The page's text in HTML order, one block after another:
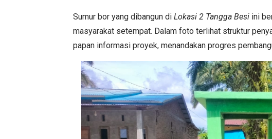
Sumur bor yang dibangun di Lokasi 2 Tangga Besi ini
masyarakat setempat. Dalam foto terlihat struktur
papan informasi proyek, menandakan progres